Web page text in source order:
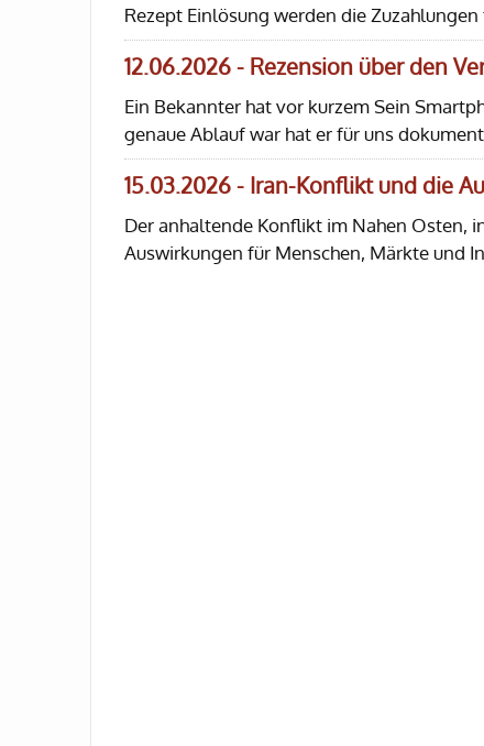
Rezept Einlösung werden die
12.06.2026 - Rezension über den
Ein Bekannter hat vor kurzem Sein
genaue Ablauf war hat er für uns
15.03.2026 - Iran-Konflikt und die
Der anhaltende Konflikt im Nahen Osten,
Auswirkungen für Menschen, Märkte und